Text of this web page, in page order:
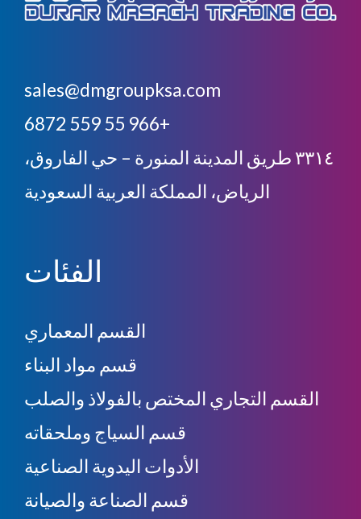
sales@dmgroupksa.com
+966 55 559 6872
٣٣١٤ طريق المدينة المنورة – حي الفاروق،
الرياض، المملكة العربية السعودية
الفئات
القسم المعماري
قسم مواد البناء
القسم التجاري المختص بالفولاذ والصلب
قسم السياج وملحقاته
الأدوات اليدوية الصناعية
قسم الصناعة والصيانة